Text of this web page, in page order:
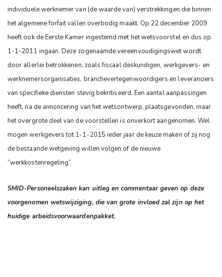
individuele werknemer van (de waarde van) verstrekkingen die binnen
het algemene forfait vallen overbodig maakt. Op 22 december 2009
heeft ook de Eerste Kamer ingestemd met het wetsvoorstel en dus op
1-1-2011 ingaan. Deze zogenaamde vereenvoudigingswet wordt
door allerlei betrokkenen, zoals fiscaal deskundigen, werkgevers- en
werknemersorganisaties, branchevertegenwoordigers en leveranciers
van specifieke diensten stevig bekritiseerd. Een aantal aanpassingen
heeft, na de annoncering van het wetsontwerp, plaatsgevonden, maar
het overgrote deel van de voorstellen is onverkort aangenomen. Wel
mogen werkgevers tot 1-1-2015 ieder jaar de keuze maken of zij nog
de bestaande wetgeving willen volgen of de nieuwe
“werkkostenregeling”
SMID-Personeelszaken kan uitleg en commentaar geven op deze
voorgenomen wetswijziging, die van grote invloed zal zijn op het
huidige arbeidsvoorwaardenpakket.